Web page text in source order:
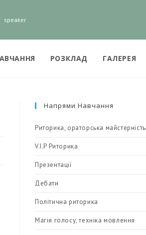
speaker
РОЗКЛАД ГАЛЕРЕЯ
Напрями Навчання
Риторика, ораторська майстерність
V.I.P Риторика
Презентації
Дебати
Політична риторика
Магія голосу, техніка мовлення